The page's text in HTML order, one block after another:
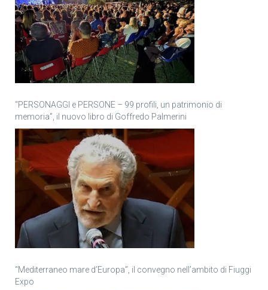
“PERSONAGGI e PERSONE – 99 profili, un patrimonio di
memoria”, il nuovo libro di Goffredo Palmerini
“Mediterraneo mare d’Europa”, il convegno nell’ambito di Fiuggi
Expo